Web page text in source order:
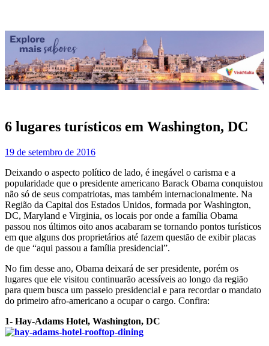
6 lugares turísticos em Washington, DC
19 de setembro de 2016
Deixando o aspecto político de lado, é inegável o carisma e a
popularidade que o presidente americano Barack Obama conquistou
não só de seus compatriotas, mas também internacionalmente. Na
Região da Capital dos Estados Unidos, formada por Washington,
DC, Maryland e Virginia, os locais por onde a família Obama
passou nos últimos oito anos acabaram se tornando pontos turísticos
em que alguns dos proprietários até fazem questão de exibir placas
de que “aqui passou a família presidencial”.
No fim desse ano, Obama deixará de ser presidente, porém os
lugares que ele visitou continuarão acessíveis ao longo da região
para quem busca um passeio presidencial e para recordar o mandato
do primeiro afro-americano a ocupar o cargo. Confira:
1- Hay-Adams Hotel, Washington, DC